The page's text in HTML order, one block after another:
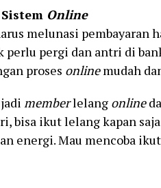
Online
melunasi pembayaran
pergi dan antri di
proses onlinemudah
memberlelang online
bisa ikut lelang kapan
energi. Mau mencoba